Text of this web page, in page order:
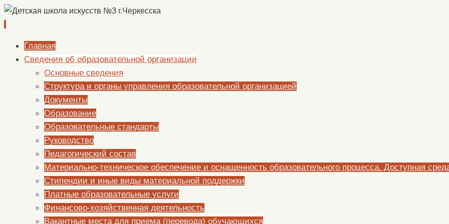
Перейти
содержимому
Главная
Сведения об образовательной организации
Основные сведения
Структура и органы управления образовательной организацией
Документы
Образование
Образовательные стандарты
Руководство
Педагогический состав
Материально-техническое обеспечение и оснащенность образовательного процесса. Доступная
Стипендии и иные виды материальной поддержки
Платные образовательные услуги
Финансово-хозяйственная деятельность
Вакантные места для приема (перевода) обучающихся